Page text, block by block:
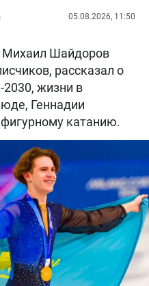
05.08.2026, 11:50
Михаил Шайдоров
рассказал о
2030, жизни в
Геннадии
фигурному катанию.